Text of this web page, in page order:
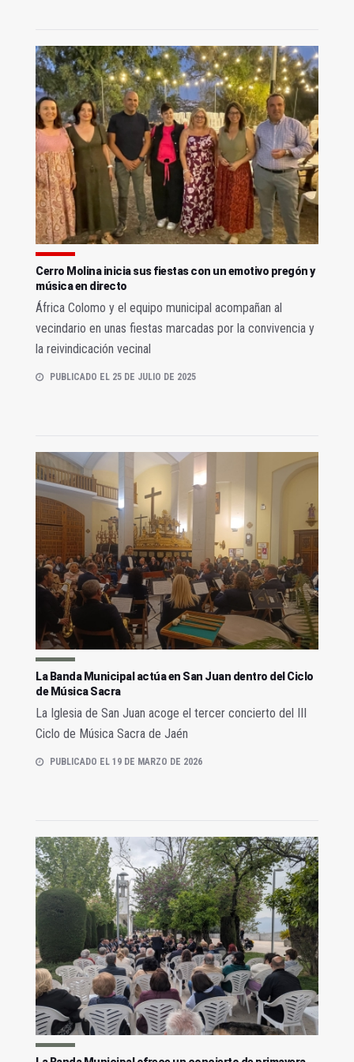
Cerro Molina inicia sus fiestas con un emotivo pregón y
música en directo
África Colomo y el equipo municipal acompañan al
vecindario en unas fiestas marcadas por la convivencia y
la reivindicación vecinal
PUBLICADO EL 25 DE JULIO DE 2025
La Banda Municipal actúa en San Juan dentro del Ciclo
de Música Sacra
La Iglesia de San Juan acoge el tercer concierto del III
Ciclo de Música Sacra de Jaén
PUBLICADO EL 19 DE MARZO DE 2026